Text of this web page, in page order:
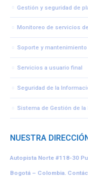
Gestión y seguridad de
Monitoreo de servicios
Soporte y
Servicios a usuario final
Seguridad de la
Sistema de Gestión de
NUESTRA
Autopista Norte #118-30
Bogotá – Colombia.